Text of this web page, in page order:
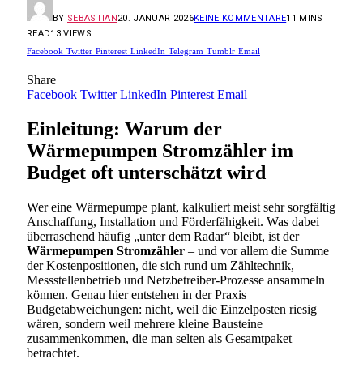
BY SEBASTIAN20. JANUAR 2026KEINE KOMMENTARE11 MINS
READ13VIEWS
Facebook Twitter Pinterest LinkedIn Telegram Tumblr Email
Share
Facebook Twitter LinkedIn Pinterest Email
Einleitung: Warum der
Wärmepumpen Stromzähler im
Budget oft unterschätzt wird
Wer eine Wärmepumpe plant, kalkuliert meist sehr sorgfältig
Anschaffung, Installation und Förderfähigkeit. Was dabei
überraschend häufig „unter dem Radar“ bleibt, ist der
Wärmepumpen Stromzähler – und vor allem die Summe
der Kostenpositionen, die sich rund um Zähltechnik,
Messstellenbetrieb und Netzbetreiber-Prozesse ansammeln
können. Genau hier entstehen in der Praxis
Budgetabweichungen: nicht, weil die Einzelposten riesig
wären, sondern weil mehrere kleine Bausteine
zusammenkommen, die man selten als Gesamtpaket
betrachtet.